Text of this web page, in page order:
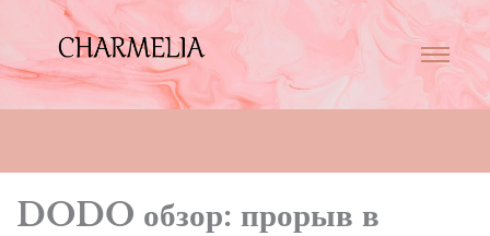
DODO обзор: прорыв в